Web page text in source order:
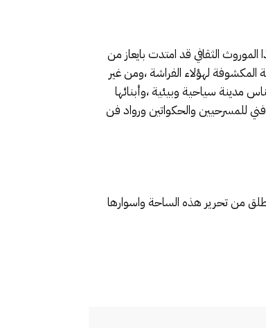
الثقافي قد امتدت بايعاز من
لهؤلاء الفراشة ،ومن غير
مدينة سياحية وبيئية ،وأبنائها
للمسرحيين والحكواتين ورواد فن
من تحرير هذه الساحة واسوارها